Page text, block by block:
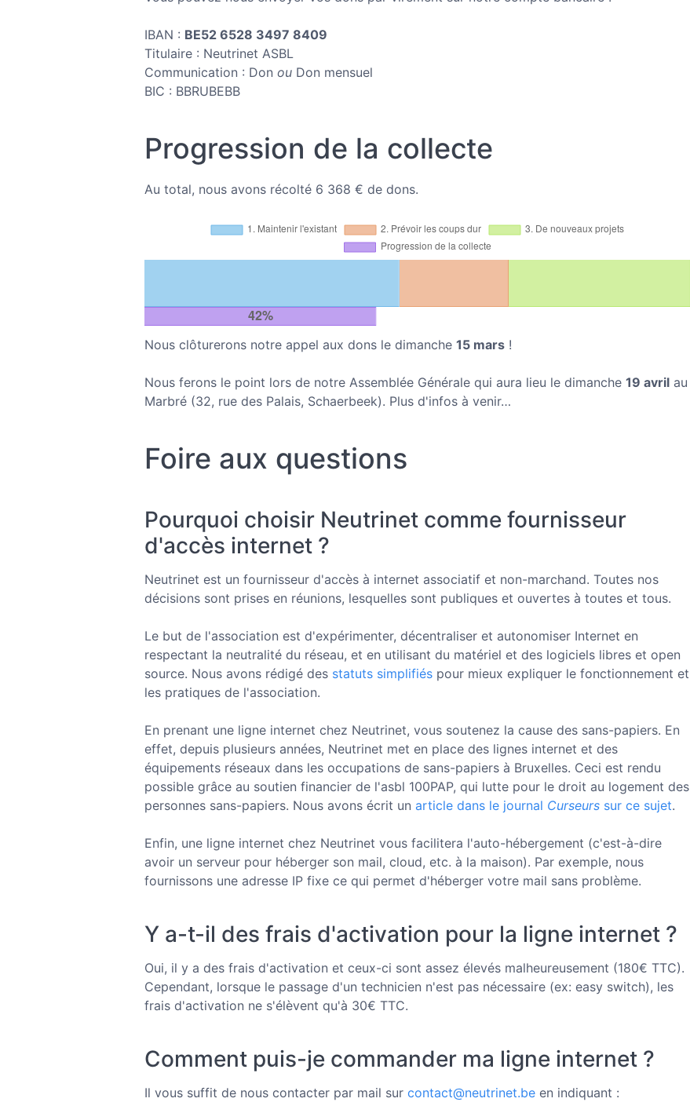
IBAN : BE52 6528 3497 8409
Titulaire : Neutrinet ASBL
Communication : Don ou Don mensuel
BIC : BBRUBEBB
Progression de la collecte
Au total, nous avons récolté 6 368 € de dons.
Nous clôturerons notre appel aux dons le dimanche 15 mars !
Nous ferons le point lors de notre Assemblée Générale qui aura lieu le dimanche 19 avril au
Marbré (32, rue des Palais, Schaerbeek). Plus d'infos à venir…
Foire aux questions
Pourquoi choisir Neutrinet comme fournisseur
d'accès internet ?
Neutrinet est un fournisseur d'accès à internet associatif et non-marchand. Toutes nos
décisions sont prises en réunions, lesquelles sont publiques et ouvertes à toutes et tous.
Le but de l'association est d'expérimenter, décentraliser et autonomiser Internet en
respectant la neutralité du réseau, et en utilisant du matériel et des logiciels libres et open
source. Nous avons rédigé des statuts simplifiés pour mieux expliquer le fonctionnement et
les pratiques de l'association.
En prenant une ligne internet chez Neutrinet, vous soutenez la cause des sans-papiers. En
effet, depuis plusieurs années, Neutrinet met en place des lignes internet et des
équipements réseaux dans les occupations de sans-papiers à Bruxelles. Ceci est rendu
possible grâce au soutien financier de l'asbl 100PAP, qui lutte pour le droit au logement des
personnes sans-papiers. Nous avons écrit un article dans le journal Curseurs sur ce sujet.
Enfin, une ligne internet chez Neutrinet vous facilitera l'auto-hébergement (c'est-à-dire
avoir un serveur pour héberger son mail, cloud, etc. à la maison). Par exemple, nous
fournissons une adresse IP fixe ce qui permet d'héberger votre mail sans problème.
Y a-t-il des frais d'activation pour la ligne internet ?
Oui, il y a des frais d'activation et ceux-ci sont assez élevés malheureusement (180€ TTC).
Cependant, lorsque le passage d'un technicien n'est pas nécessaire (ex: easy switch), les
frais d'activation ne s'élèvent qu'à 30€ TTC.
Comment puis-je commander ma ligne internet ?
Il vous suffit de nous contacter par mail sur contact@neutrinet.be en indiquant :